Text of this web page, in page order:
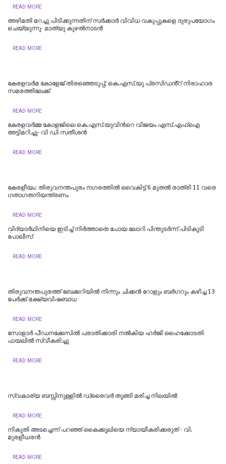
READ MORE
അഴിമതി മറച്ചു പിടിക്കുന്നതിന് സര്‍ക്കാര്‍ വിവിധ വകുപ്പുകളെ ദുരുപയോഗം
ചെയ്യുന്നു- മാത്യു കുഴല്‍നാടന്‍
READ MORE
കേരളവർമ കോളേജ് തിരഞ്ഞെടുപ്പ്; കെ.എസ്.യു പ്രസിഡൻ്റ് നിരാഹാര
സമരത്തിലേക്ക്
READ MORE
കേരളവർമ്മ കോളജിലെ കെ.എസ്.യുവിന്‍റെ വിജയം എസ്.എഫ്ഐ
അട്ടിമറിച്ചു- വി ഡി സതീശൻ
READ MORE
കേരളീയം: തിരുവനന്തപുരം നഗരത്തില്‍ വൈകിട്ട് 6 മുതല്‍ രാത്രി 11 വരെ
ഗതാഗതനിയന്ത്രണം
READ MORE
വിദ്യാര്‍ഥിനിയെ ഇടിച്ച് നിര്‍ത്താതെ പോയ ലോറി പിന്തുടര്‍ന്ന് പിടികൂടി
പോലീസ്
READ MORE
തിരുവനന്തപുരത്ത് ബേക്കറിയിൽ നിന്നും ചിക്കൻ റോളും ബർഗറും കഴിച്ച 13
പേർക്ക് ഭക്ഷ്യവിഷബാധ
READ MORE
സോളാര്‍ പീഡനക്കേസില്‍ പരാതിക്കാരി നല്‍കിയ ഹര്‍ജി ഹൈക്കോടതി
ഫയലില്‍ സ്വീകരിച്ചു
READ MORE
സ്വകാര്യ ബസ്സിനുള്ളില്‍ ഡ്രൈവര്‍ തൂങ്ങി മരിച്ച നിലയില്‍
READ MORE
നികുതി അടച്ചെന്ന് പറഞ്ഞ് കൈക്കൂലിയെ ന്യായീകരിക്കരുത് - വി.
മുരളീധരൻ
READ MORE